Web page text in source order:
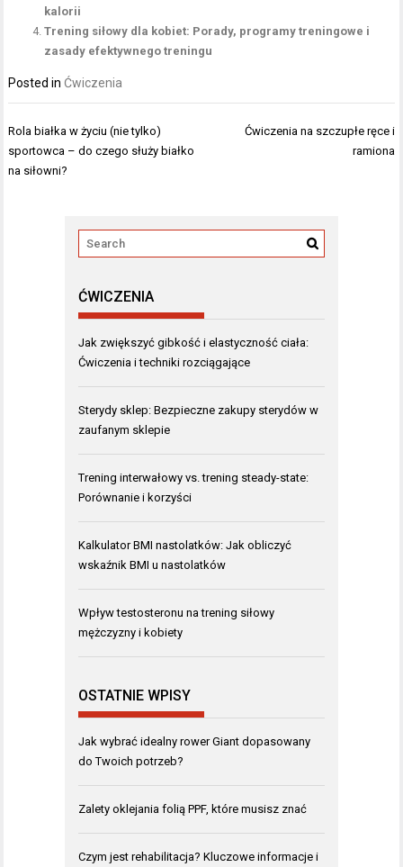
kalorii
Trening siłowy dla kobiet: Porady, programy treningowe i
zasady efektywnego treningu
Posted in Ćwiczenia
Nawigacja
wpisu
Rola białka w życiu (nie tylko)
sportowca – do czego służy białko
na siłowni?
Ćwiczenia na szczupłe ręce i
ramiona
ĆWICZENIA
Jak zwiększyć gibkość i elastyczność ciała:
Ćwiczenia i techniki rozciągające
Sterydy sklep: Bezpieczne zakupy sterydów w
zaufanym sklepie
Trening interwałowy vs. trening steady-state:
Porównanie i korzyści
Kalkulator BMI nastolatków: Jak obliczyć
wskaźnik BMI u nastolatków
Wpływ testosteronu na trening siłowy
mężczyzny i kobiety
OSTATNIE WPISY
Jak wybrać idealny rower Giant dopasowany
do Twoich potrzeb?
Zalety oklejania folią PPF, które musisz znać
Czym jest rehabilitacja? Kluczowe informacje i